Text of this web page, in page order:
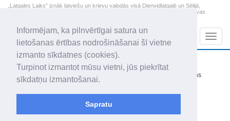
Informējam, ka pilnvērtīgai satura un
lietošanas ērtības nodrošināšanai šī vietne
izmanto sīkdatnes (cookies).
Turpinot izmantot mūsu vietni, jūs piekrītat
sīkdatņu izmantošanai.
Sapratu
„Latgales Laiks” iznāk latviešu un krievu valodās visā Dienvidlatgalē un Sēlijā,
„Latgales Laiks” latviešu valodā aptver Daugavpils valstspilsētu, Augšdaugavas
2026. gada 8. augusts
Sestdiena
Mudīte, Vladislava, Vladislavs
+14.4
nedaudz mākoņains